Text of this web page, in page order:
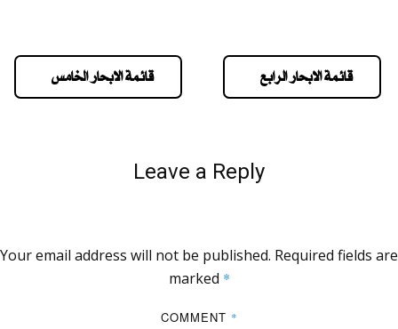
قائمة الابحار الخامس قائمة الابحار الرابع
Leave a Reply
Your email address will not be published. Required fields are
marked *
COMMENT *